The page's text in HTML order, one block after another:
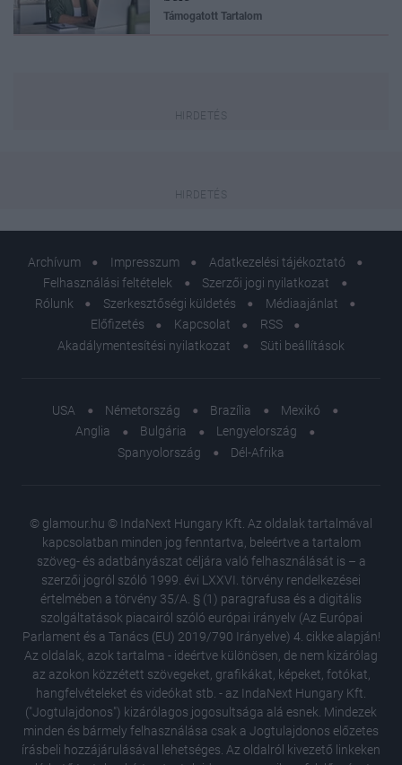
Támogatott Tartalom
Archívum Impresszum
Adatkezelési tájékoztató
Felhasználási feltételek
Szerzői jogi nyilatkozat
Rólunk
Szerkesztőségi küldetés
Médiaajánlat
Előfizetés
Kapcsolat
RSS
Akadálymentesítési nyilatkozat
Süti beállítások
USA Németország Brazília
Mexikó
Anglia
Bulgária
Lengyelország
Spanyolország
Dél-Afrika
© glamour.hu © IndaNext Hungary Kft. Az oldalak tartalmával
kapcsolatban minden jog fenntartva, beleértve a tartalom
szöveg- és adatbányászat céljára való felhasználását is – a
szerzői jogról szóló 1999. évi LXXVI. törvény rendelkezései
értelmében a törvény 35/A. § (1) paragrafusa és a digitális
szolgáltatások piacairól szóló európai irányelv (Az Európai
Parlament és a Tanács (EU) 2019/790 Irányelve) 4. cikke alapján!
Az oldalak, azok tartalma - ideértve különösen, de nem kizárólag
az azokon közzétett szövegeket, grafikákat, képeket, fotókat,
hangfelvételeket és videókat stb. - az IndaNext Hungary Kft.
("Jogtulajdonos") kizárólagos jogosultsága alá esnek. Mindezek
minden és bármely felhasználása csak a Jogtulajdonos előzetes
írásbeli hozzájárulásával lehetséges. Az oldalról kivezető linkeken